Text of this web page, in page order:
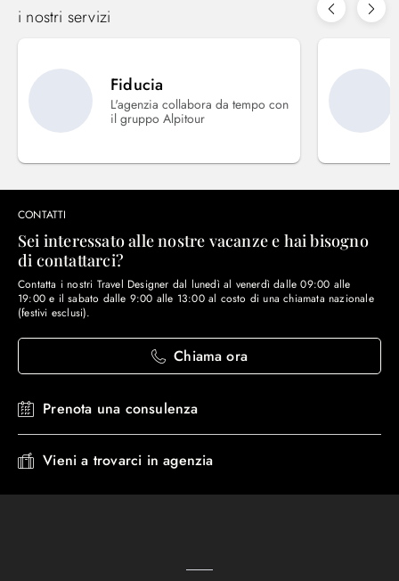
i nostri servizi
Fiducia
L'agenzia collabora da tempo con
il gruppo Alpitour
CONTATTI
Sei interessato alle nostre vacanze e hai bisogno
di contattarci?
Contatta i nostri Travel Designer dal lunedì al venerdì dalle 09:00 alle
19:00 e il sabato dalle 9:00 alle 13:00 al costo di una chiamata nazionale
(festivi esclusi).
Chiama ora
Prenota una consulenza
Vieni a trovarci in agenzia